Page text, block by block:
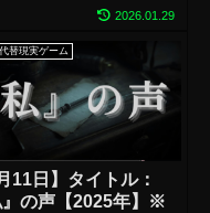
ャンプスケア：調査中ホ
プレイについて：未プ...
2026.01.29
替現実ゲーム
月11日】タイトル：
』の声【2025年】※